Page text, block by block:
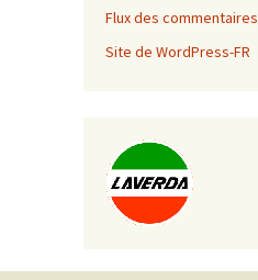
Flux des commentaires
Site de WordPress-FR